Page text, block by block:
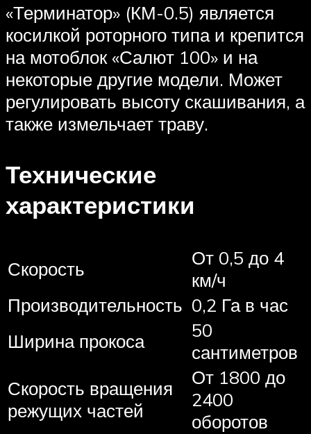
«Терминатор» (КМ-0.5) является
косилкой роторного типа и крепится
на мотоблок «Салют 100» и на
некоторые другие модели. Может
регулировать высоту скашивания, а
также измельчает траву.
Технические
характеристики
Скорость
От 0,5 до 4
км/ч
Производительность 0,2 Га в час
Ширина прокоса
50
сантиметров
Скорость вращения
режущих частей
От 1800 до
2400
оборотов